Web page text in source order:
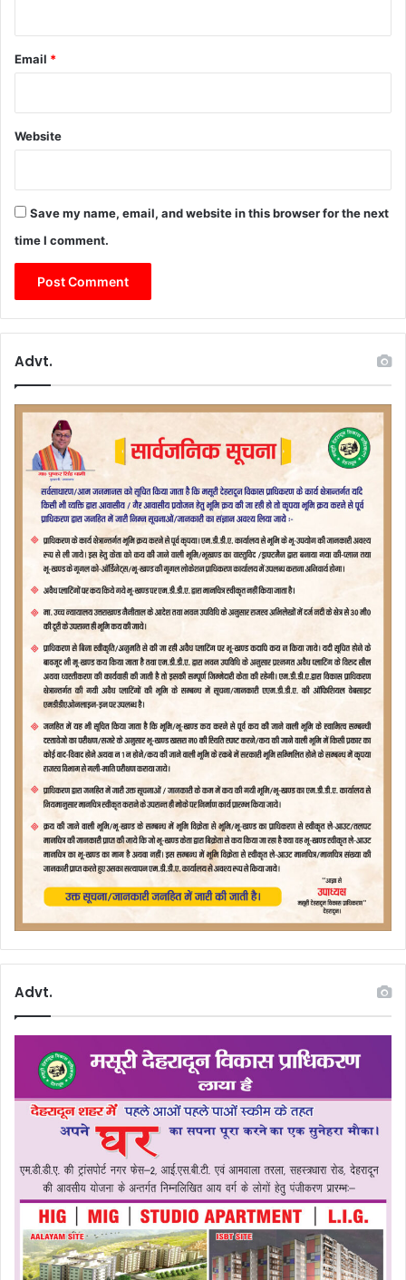
Email *
Website
Save my name, email, and website in this browser for the next
time I comment.
Advt.
Advt.